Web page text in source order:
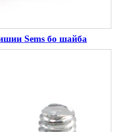
Sems бо шайба